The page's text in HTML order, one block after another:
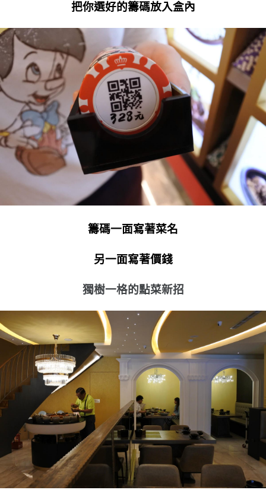
把你選好的籌碼放入盒內
籌碼一面寫著菜名
另一面寫著價錢
獨樹一格的點菜新招